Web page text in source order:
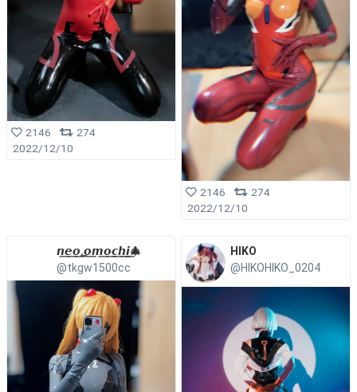
2146
274
2022/12/10
2146
274
2022/12/10
𝙣͟𝙚͟𝙤͟.͟𝙤͟𝙢͟𝙤͟𝙘͟𝙝͟𝙞͟🎄
@tkgw1500cc
HIKO
@HIKOHIKO_0204